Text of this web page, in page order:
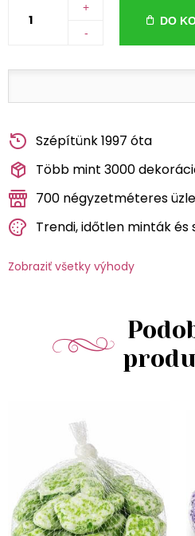
+
-
DO
Szépítünk 1997 óta
Több mint 3000
700 négyzetméteres
Trendi, időtlen minták és
Zobraziť všetky výhody